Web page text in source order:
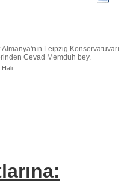
Almanya'nın Leipzig Konservatuvarı
Cevad Memduh bey.
Hali